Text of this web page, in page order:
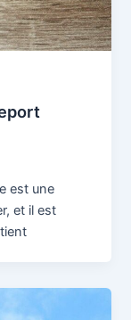
est une
et il est